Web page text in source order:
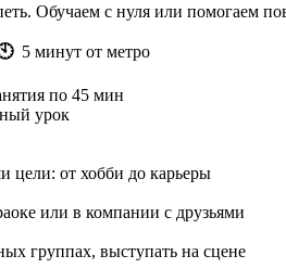
Обучаем с нуля или помогаем
5 минут от метро
по 45 мин
урок
цели: от хобби до карьеры
или в компании с друзьями
группах, выступать на сцене